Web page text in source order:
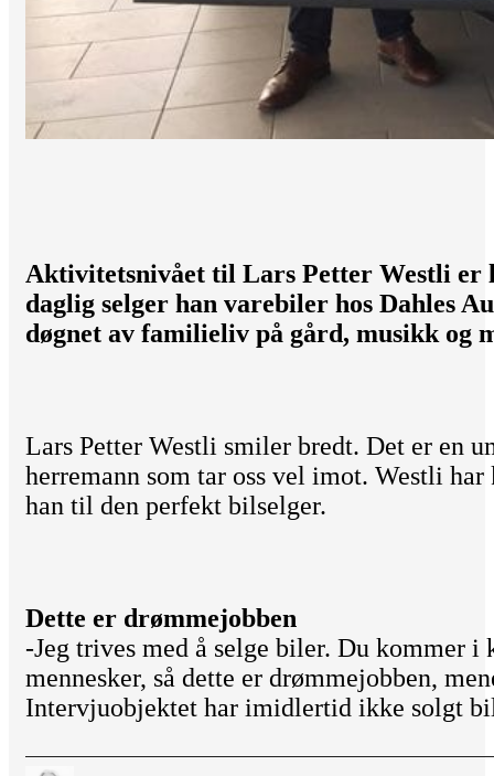
Aktivitetsnivået til Lars Petter Westli er
daglig selger han varebiler hos Dahles
døgnet av familieliv på gård, musikk og
Lars Petter Westli smiler bredt. Det er en
herremann som tar oss vel imot. Westli
han til den perfekt bilselger.
Dette er drømmejobben
-Jeg trives med å selge biler. Du kommer i
mennesker, så dette er drømmejobben,
Intervjuobjektet har imidlertid ikke solgt